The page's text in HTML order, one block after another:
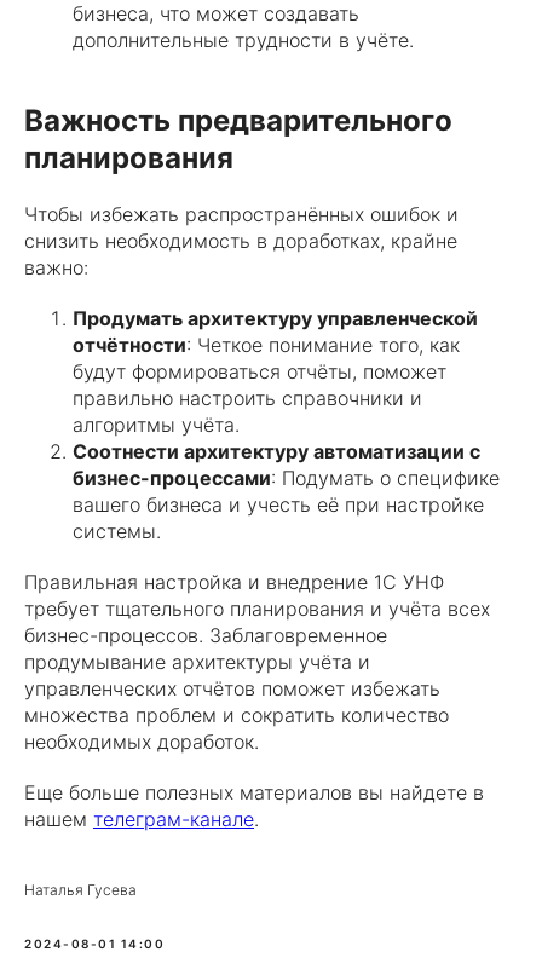
бизнеса, что может создавать
дополнительные трудности в учёте.
Важность предварительного
планирования
Чтобы избежать распространённых ошибок и
снизить необходимость в доработках, крайне
важно:
Продумать архитектуру управленческой
отчётности: Четкое понимание того, как
будут формироваться отчёты, поможет
правильно настроить справочники и
алгоритмы учёта.
Соотнести архитектуру автоматизации с
бизнес-процессами: Подумать о специфике
вашего бизнеса и учесть её при настройке
системы.
Правильная настройка и внедрение 1С УНФ
требует тщательного планирования и учёта всех
бизнес-процессов. Заблаговременное
продумывание архитектуры учёта и
управленческих отчётов поможет избежать
множества проблем и сократить количество
необходимых доработок.
Еще больше полезных материалов вы найдете в
нашем телеграм-канале.
Наталья Гусева
2024-08-01 14:00